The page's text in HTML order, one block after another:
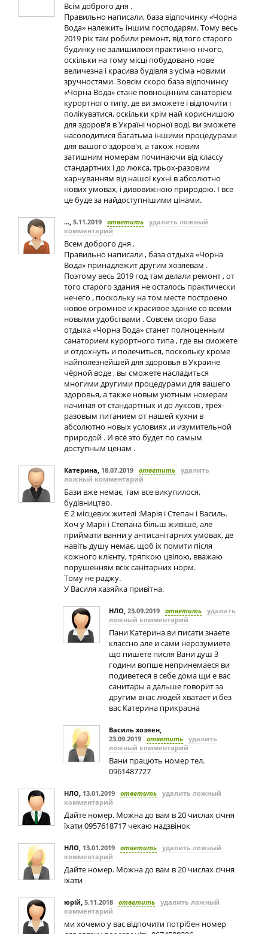
Всім доброго дня .
Правильно написали, база відпочинку «Чорна
Вода» належить іншим господарям. Тому весь
2019 рік там робили ремонт, від того старого
будинку не залишилося практично нічого,
оскільки на тому місці побудовано нове
величезнa і красива будівля з усіма новими
зручностями. Зовсім скоро база відпочинку
«Чорна Вода» стане повноцінним санаторієм
курортного типу, де ви зможете і відпочити і
полікуватися, оскільки крім най кориснишою
для здоров'я в Україні чорної воді, ви зможете
насолодитися багатьма іншими процедурами
для вашого здоров'я, а також новим
затишним номерам починаючи від классу
стандартних і до люкса, трьох-разовим
харчуванням від нашої кухні в абсолютно
нових умовах, і дивовижною природою. І все
це буде за найдоступнішими цінами.
..., 5.11.2019 ответить удалить ложный
комментарий
Всем доброго дня .
Правильно написали , база отдыха «Чорна
Вода» принадлежит другим хозяевам .
Поэтому весь 2019 год там делали ремонт , от
того старого здания не осталось практически
нечего , поскольку на том месте построено
новое огромное и красивое здание со всеми
новыми удобствами . Совсем скоро база
отдыха «Чорна Вода» станет полноценным
санаторием курортного типа , где вы сможете
и отдохнуть и полечиться, поскольку кроме
найполезнейшей для здоровья в Украине
чёрной воде , вы сможете насладиться
многими другими процедурами для вашего
здоровья, а также новым уютным номерам
начиная от стандартных и до луксов , трёх-
разовым питанием от нашей кухни в
абсолютно новых условиях ,и изумительной
природой . И всё это будет по самым
доступным ценам .
Катерина, 18.07.2019 ответить удалить
ложный комментарий
Бази вже немає, там все викупилося,
будівництво.
Є 2 місцевих жителі :Марія і Степан і Василь.
Хоч у Маріі і Степана більш живіше, але
приймати ванни у антисанітарних умовах, де
навіть душу немає, щоб іх помити після
кожного клієнту, тряпкою цвілою, вважаю
порушенням всіх санітарних норм.
Тому не раджу.
У Василя хазяйка привітна.
НЛО, 23.09.2019 ответить удалить
ложный комментарий
Пани Катерина ви писати знаете
классно але и сами нерозумиете
що пишете писля Вани душ 3
години вопше непринемаеся ви
подиветеся в себе дома щи е вас
санитары а дальше говорит за
другим внас людей хватает и без
вас Катерина прикрасна
Василь хозяен,
23.09.2019 ответить удалить
ложный комментарий
Вани працють номер тел.
0961487727
НЛО, 13.01.2019 ответить удалить ложный
комментарий
Дайте номер. Можна до вам в 20 числах січня
їхати 0957618717 чекаю надзвінок
НЛО, 13.01.2019 ответить удалить ложный
комментарий
Дайте номер. Можна до вам в 20 числах січня
їхати
юрій, 5.11.2018 ответить удалить ложный
комментарий
ми хочемо у вас відпочити потрібен номер